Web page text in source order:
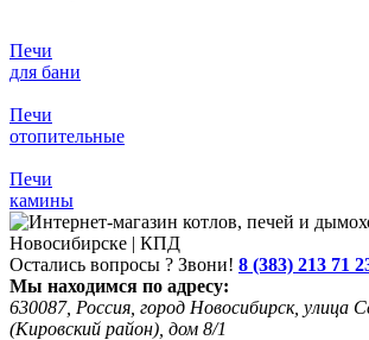
Печи
для бани
Печи
отопительные
Печи
камины
Остались вопросы ? Звони! 8 (383) 213 71
Мы находимся по адресу:
630087, Россия, город Новосибирск, улица
(Кировский район), дом 8/1